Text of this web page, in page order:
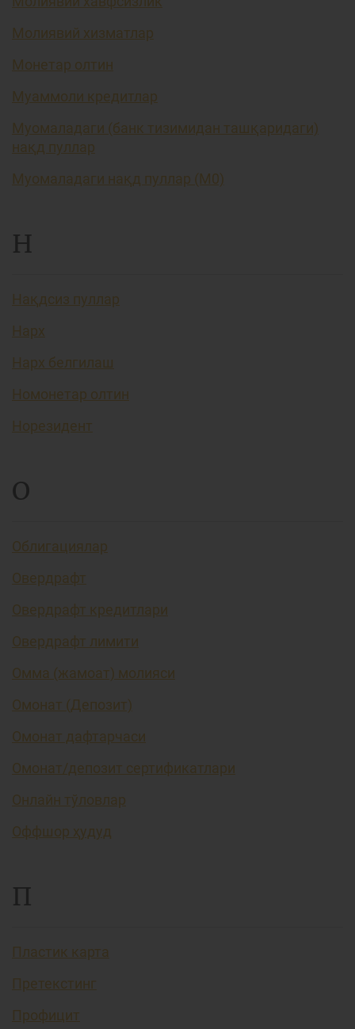
Молиявий хизматлар
Монетар олтин
Муаммоли кредитлар
Муомаладаги (банк тизимидан ташқаридаги)
нақд пуллар
Муомаладаги нақд пуллар (М0)
Н
Нақдсиз пуллар
Нарх
Нарх белгилаш
Номонетар олтин
Норезидент
О
Облигациялар
Овердрафт
Овердрафт кредитлари
Овердрафт лимити
Омма (жамоат) молияси
Омонат (Депозит)
Омонат дафтарчаси
Омонат/депозит сертификатлари
Онлайн тўловлар
Оффшор ҳудуд
П
Пластик карта
Претекстинг
Профицит